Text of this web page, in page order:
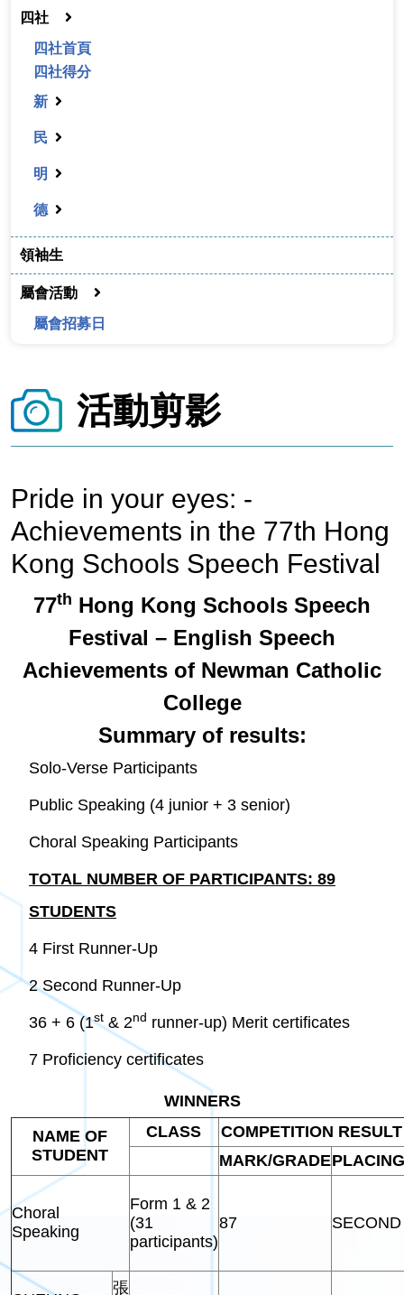
四社
四社首頁
四社得分
新
民
明
德
領袖生
屬會活動
屬會招募日
活動剪影
Pride in your eyes: -
Achievements in the 77th Hong
Kong Schools Speech Festival
77th Hong Kong Schools Speech
Festival – English Speech
Achievements of Newman Catholic
College
Summary of results:
Solo-Verse Participants
Public Speaking (4 junior + 3 senior)
Choral Speaking Participants
TOTAL NUMBER OF PARTICIPANTS: 89
STUDENTS
4 First Runner-Up
2 Second Runner-Up
36 + 6 (1st& 2nd runner-up) Merit certificates
7 Proficiency certificates
WINNERS
NAME OF
STUDENT
CLASS
COMPETITION RESULT
MARK/GRADEPLACING
Choral
Speaking
Form 1 & 2
(31
participants)
87 SECOND
張